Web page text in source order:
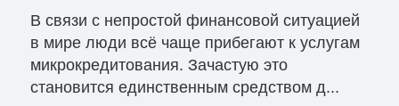
В связи с непростой финансовой ситуацией
в мире люди всё чаще прибегают к услугам
микрокредитования. Зачастую это
становится единственным средством д...